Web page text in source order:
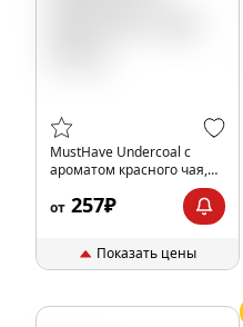
MustHave Undercoal с
ароматом красного чая,
от 257₽
Показать цены